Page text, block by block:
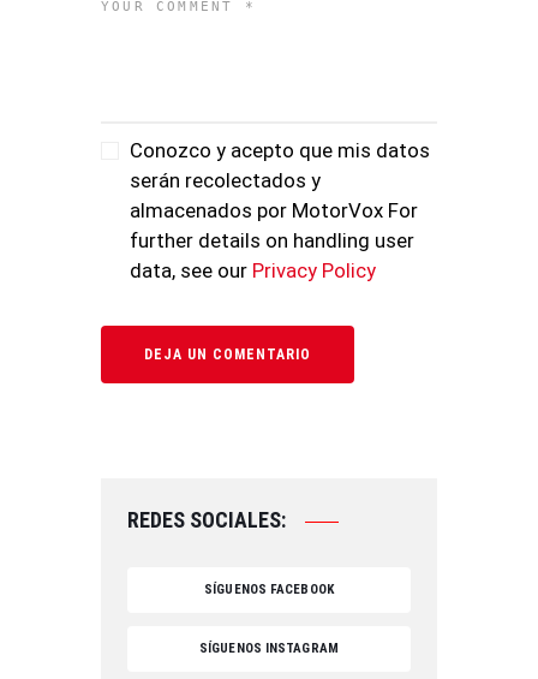
Conozco y acepto que mis datos
serán recolectados y
almacenados por MotorVox For
further details on handling user
data, see our Privacy Policy
REDES SOCIALES:
SÍGUENOS FACEBOOK
SÍGUENOS INSTAGRAM